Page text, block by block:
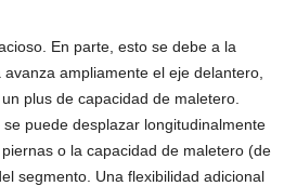
En parte, esto se debe a la
ampliamente el eje delantero,
plus de capacidad de maletero.
puede desplazar longitudinalmente
o la capacidad de maletero (de
segmento. Una flexibilidad adicional